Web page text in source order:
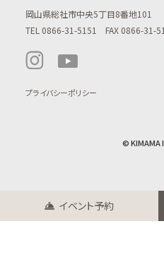
イベント予約
岡山県総社市中央5丁目8番地101
TEL 0866-31-5151 FAX 0866-31-
プライバシーポリシー
© KIMAMA